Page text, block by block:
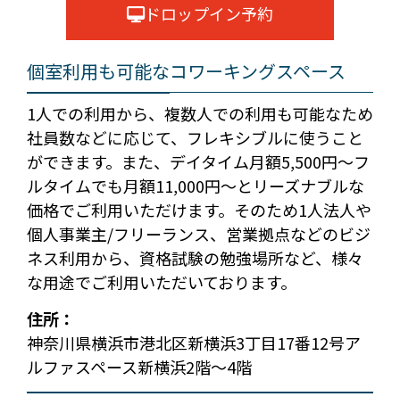
ドロップイン予約
個室利用も可能なコワーキングスペース
1人での利用から、複数人での利用も可能なため
社員数などに応じて、フレキシブルに使うこと
ができます。また、デイタイム月額5,500円～フ
ルタイムでも月額11,000円～とリーズナブルな
価格でご利用いただけます。そのため1人法人や
個人事業主/フリーランス、営業拠点などのビジ
ネス利用から、資格試験の勉強場所など、様々
な用途でご利用いただいております。
住所：
神奈川県横浜市港北区新横浜3丁目17番12号ア
ルファスペース新横浜2階～4階